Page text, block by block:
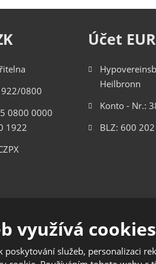
0800
0800 0000
1922
Účet EUR
Heilbronn
Konto - Nr.:
BLZ: 600
využívá cookies
poskytování služeb, personalizaci